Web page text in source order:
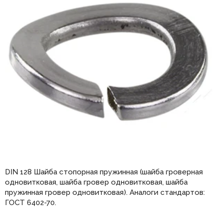
DIN 128 Шайба стопорная пружинная (шайба гроверная
одновитковая, шайба гровер одновитковая, шайба
пружинная гровер одновитковая). Аналоги стандартов:
ГОСТ 6402-70.